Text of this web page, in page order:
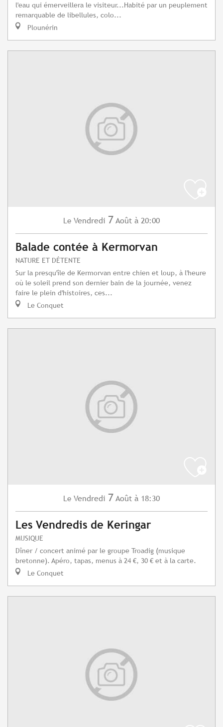
l'eau qui émerveillera le visiteur...Habité par un peuplement
remarquable de libellules, colo...
Plounérin
Le Vendredi 7 Août à 20:00
Balade contée à Kermorvan
NATURE ET DÉTENTE
Sur la presqu'île de Kermorvan entre chien et loup, à l'heure
où le soleil prend son dernier bain de la journée, venez
faire le plein d'histoires, ces...
Le Conquet
Le Vendredi 7 Août à 18:30
Les Vendredis de Keringar
MUSIQUE
Dîner / concert animé par le groupe Troadig (musique
bretonne). Apéro, tapas, menus à 24 €, 30 € et à la carte.
Le Conquet